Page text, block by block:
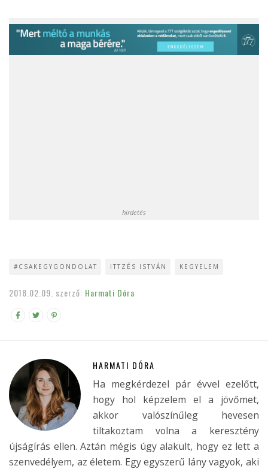
hirdetés
#CSAKEGYGONDOLAT ITTZÉS ISTVÁN KEGYELEM
2018.02.09. szerző: Harmati Dóra
HARMATI DÓRA
Ha megkérdezel pár évvel ezelőtt,
hogy hol képzelem el a jövőmet,
akkor valószínűleg hevesen
tiltakoztam volna a keresztény
újságírás ellen. Aztán mégis úgy alakult, hogy ez lett a
szenvedélyem, az életem. Egy egyszerű lány vagyok, aki